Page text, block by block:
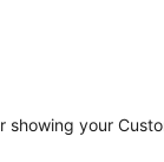
showing your